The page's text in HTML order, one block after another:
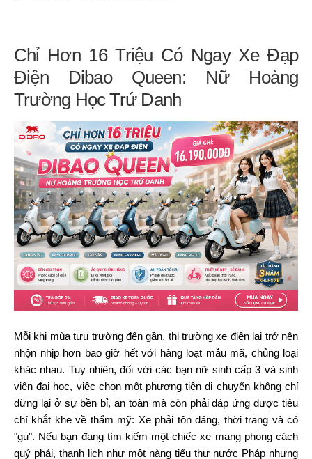
Chỉ Hơn 16 Triệu Có Ngay Xe Đạp
Điện Dibao Queen: Nữ Hoàng
Trường Học Trứ Danh
Mỗi khi mùa tựu trường đến gần, thị trường xe điện lại trở nên
nhộn nhịp hơn bao giờ hết với hàng loạt mẫu mã, chủng loại
khác nhau. Tuy nhiên, đối với các bạn nữ sinh cấp 3 và sinh
viên đại học, việc chọn một phương tiện di chuyển không chỉ
dừng lại ở sự bền bỉ, an toàn mà còn phải đáp ứng được tiêu
chí khắt khe về thẩm mỹ: Xe phải tôn dáng, thời trang và có
"gu". Nếu bạn đang tìm kiếm một chiếc xe mang phong cách
quý phái, thanh lịch như một nàng tiểu thư nước Pháp nhưng